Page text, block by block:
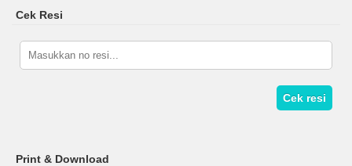
Cek Resi
Cek resi
Print & Download